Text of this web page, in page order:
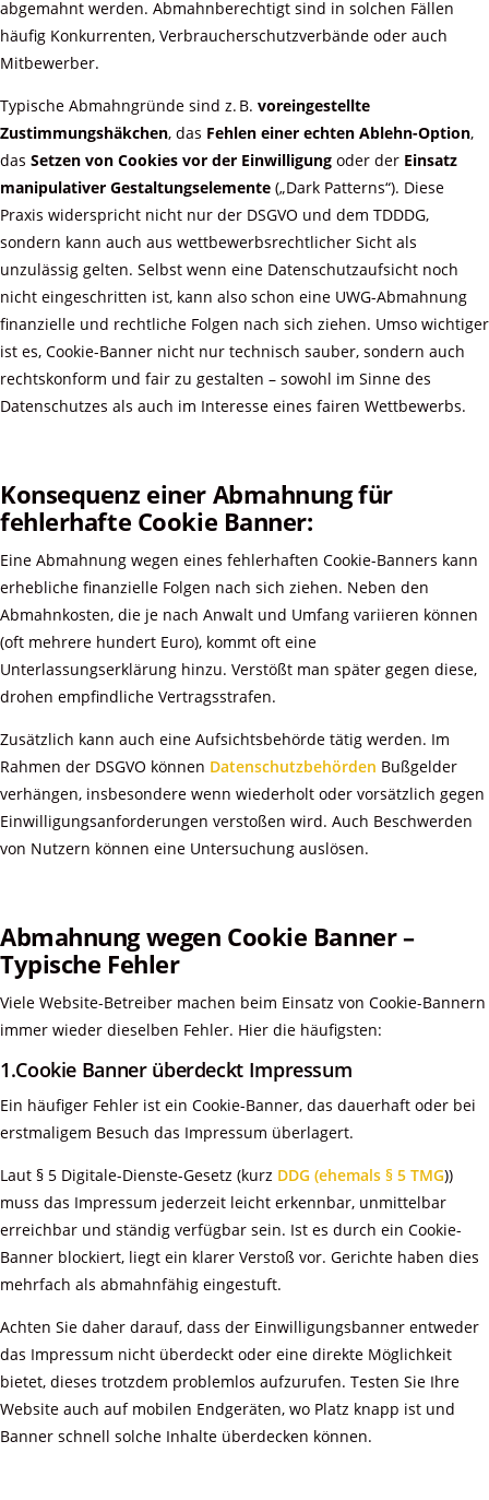
abgemahnt werden. Abmahnberechtigt sind in solchen Fällen
häufig Konkurrenten, Verbraucherschutzverbände oder auch
Mitbewerber.
Typische Abmahngründe sind z. B. voreingestellte
Zustimmungshäkchen, das Fehlen einer echten Ablehn-Option,
das Setzen von Cookies vor der Einwilligung oder der Einsatz
manipulativer Gestaltungselemente („Dark Patterns“). Diese
Praxis widerspricht nicht nur der DSGVO und dem TDDDG,
sondern kann auch aus wettbewerbsrechtlicher Sicht als
unzulässig gelten. Selbst wenn eine Datenschutzaufsicht noch
nicht eingeschritten ist, kann also schon eine UWG-Abmahnung
finanzielle und rechtliche Folgen nach sich ziehen. Umso wichtiger
ist es, Cookie-Banner nicht nur technisch sauber, sondern auch
rechtskonform und fair zu gestalten – sowohl im Sinne des
Datenschutzes als auch im Interesse eines fairen Wettbewerbs.
Konsequenz einer Abmahnung für
fehlerhafte Cookie Banner:
Eine Abmahnung wegen eines fehlerhaften Cookie-Banners kann
erhebliche finanzielle Folgen nach sich ziehen. Neben den
Abmahnkosten, die je nach Anwalt und Umfang variieren können
(oft mehrere hundert Euro), kommt oft eine
Unterlassungserklärung hinzu. Verstößt man später gegen diese,
drohen empfindliche Vertragsstrafen.
Zusätzlich kann auch eine Aufsichtsbehörde tätig werden. Im
Rahmen der DSGVO können Datenschutzbehörden Bußgelder
verhängen, insbesondere wenn wiederholt oder vorsätzlich gegen
Einwilligungsanforderungen verstoßen wird. Auch Beschwerden
von Nutzern können eine Untersuchung auslösen.
Abmahnung wegen Cookie Banner –
Typische Fehler
Viele Website-Betreiber machen beim Einsatz von Cookie-Bannern
immer wieder dieselben Fehler. Hier die häufigsten:
1.Cookie Banner überdeckt Impressum
Ein häufiger Fehler ist ein Cookie-Banner, das dauerhaft oder bei
erstmaligem Besuch das Impressum überlagert.
Laut § 5 Digitale-Dienste-Gesetz (kurz DDG (ehemals § 5 TMG))
muss das Impressum jederzeit leicht erkennbar, unmittelbar
erreichbar und ständig verfügbar sein. Ist es durch ein Cookie-
Banner blockiert, liegt ein klarer Verstoß vor. Gerichte haben dies
mehrfach als abmahnfähig eingestuft.
Achten Sie daher darauf, dass der Einwilligungsbanner entweder
das Impressum nicht überdeckt oder eine direkte Möglichkeit
bietet, dieses trotzdem problemlos aufzurufen. Testen Sie Ihre
Website auch auf mobilen Endgeräten, wo Platz knapp ist und
Banner schnell solche Inhalte überdecken können.